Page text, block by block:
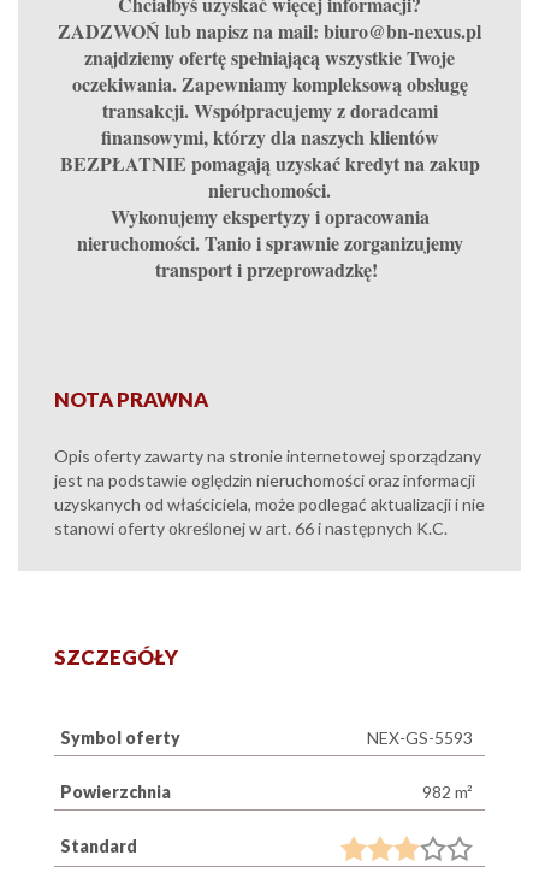
ZADZWOŃ lub napisz na mail: biuro@bn-nexus.pl
znajdziemy ofertę spełniającą wszystkie Twoje
oczekiwania. Zapewniamy kompleksową obsługę
transakcji. Współpracujemy z doradcami
finansowymi, którzy dla naszych klientów
BEZPŁATNIE pomagają uzyskać kredyt na zakup
nieruchomości.
Wykonujemy ekspertyzy i opracowania
nieruchomości. Tanio i sprawnie zorganizujemy
transport i przeprowadzkę!
NOTA PRAWNA
Opis oferty zawarty na stronie internetowej sporządzany
jest na podstawie oględzin nieruchomości oraz informacji
uzyskanych od właściciela, może podlegać aktualizacji i nie
stanowi oferty określonej w art. 66 i następnych K.C.
SZCZEGÓŁY
Symbol oferty NEX-GS-5593
Powierzchnia 982 m²
Standard